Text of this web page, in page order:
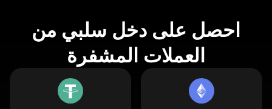
احصل على دخل سلبي من
العملات المشفرة